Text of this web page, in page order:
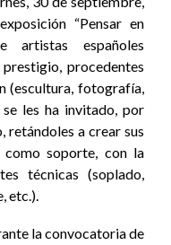
“Pensar en
artistas españoles
procedentes
(escultura, fotografía,
les ha invitado, por
retándoles a crear sus
soporte, con la
técnicas (soplado,
etc.).
la convocatoria de